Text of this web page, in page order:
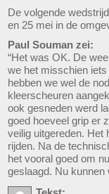
De volgende
en 25 mei in de
Paul Souman zei:
“Het was OK. De
we het misschien
hebben we wel de
kleerscheuren
ook gesneden werd
goed hoeveel grip er
veilig uitgereden. Het
rijden. Na de
het vooral goed om
geslaagd. Nu kunnen